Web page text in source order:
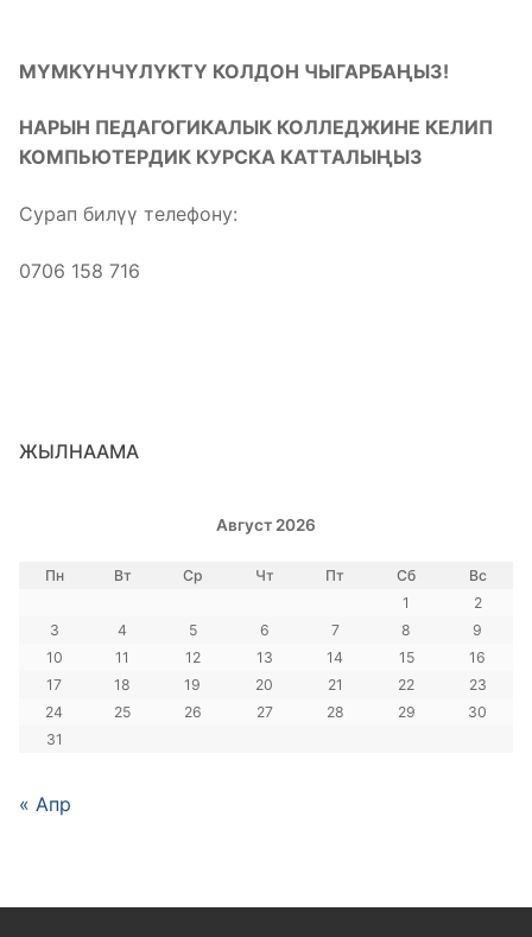
МҮМКҮНЧҮЛҮКТҮ КОЛДОН ЧЫГАРБАҢЫЗ!
НАРЫН ПЕДАГОГИКАЛЫК КОЛЛЕДЖИНЕ КЕЛИП
КОМПЬЮТЕРДИК КУРСКА КАТТАЛЫҢЫЗ
Сурап билүү телефону:
0706 158 716
ЖЫЛНААМА
Август 2026
Пн Вт Ср Чт Пт Сб
Вс
1
2
3
4 5 6 7 8
9
10
11 12 13 14 15
16
17
18 19 20 21 22
23
24
25 26 27 28 29
30
31
« Апр